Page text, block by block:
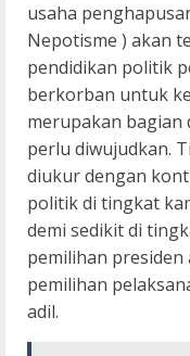
usaha
Nepotisme ) akan
pendidikan politik
berkorban untuk
merupakan bagian
perlu diwujudkan.
diukur dengan
politik di tingkat
demi sedikit di
pemilihan
pemilihan
adil.